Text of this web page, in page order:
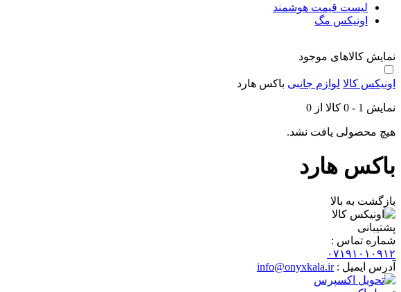
لیست قیمت هوشمند
اونیکس مگ
نمایش کالاهای موجود
اونیکس کالا لوازم جانبی باکس هارد
نمایش 1
-
0 کالا از 0
هیچ محصولی یافت نشد.
باکس هارد
بازگشت به بالا
پشتیبانی
شماره تماس :
۰۷۱۹۱۰۱۰۹۱۲
آدرس ایمیل : info@onyxkala.ir